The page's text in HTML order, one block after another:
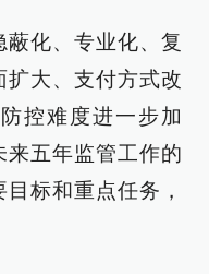
化、专业化、复
扩大、支付方式改
控难度进一步加
来五年监管工作的
标和重点任务，